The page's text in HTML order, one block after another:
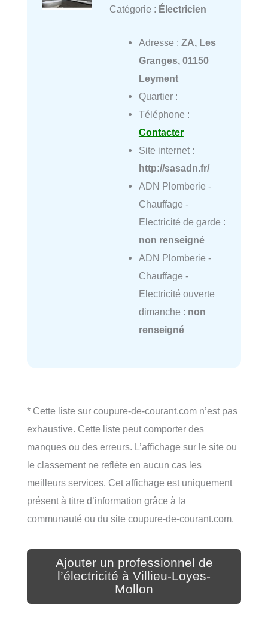
Catégorie : Électricien
Adresse : ZA, Les
Granges, 01150
Leyment
Quartier :
Téléphone :
Contacter
Site internet :
http://sasadn.fr/
ADN Plomberie -
Chauffage -
Electricité de garde :
non renseigné
ADN Plomberie -
Chauffage -
Electricité ouverte
dimanche : non
renseigné
* Cette liste sur coupure-de-courant.com n’est pas
exhaustive. Cette liste peut comporter des
manques ou des erreurs. L’affichage sur le site ou
le classement ne reflète en aucun cas les
meilleurs services. Cet affichage est uniquement
présent à titre d’information grâce à la
communauté ou du site coupure-de-courant.com.
Ajouter un professionnel de
l’électricité à Villieu-Loyes-
Mollon